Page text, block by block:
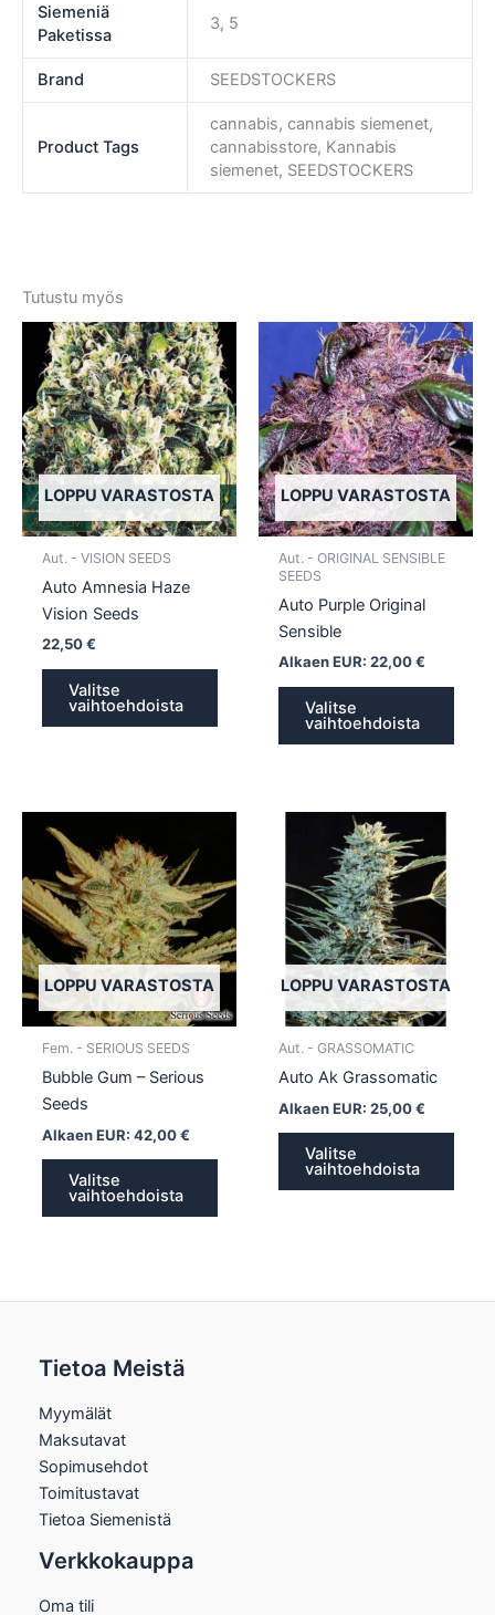
Siemeniä
Paketissa
3, 5
Brand SEEDSTOCKERS
Product Tags
cannabis, cannabis siemenet,
cannabisstore, Kannabis
siemenet, SEEDSTOCKERS
Tutustu myös
LOPPU VARASTOSTA
Aut. - VISION SEEDS
Auto Amnesia Haze
Vision Seeds
22,50€
Valitse
vaihtoehdoista
Tällä
tuotteella
on
useampi
muunnelma.
Voit
tehdä
valinnat
LOPPU VARASTOSTA
Aut. - ORIGINAL SENSIBLE
SEEDS
Auto Purple Original
Sensible
Alkaen EUR: 22,00€
Valitse
vaihtoehdoista
Tällä
on
Voit
tehdä
LOPPU VARASTOSTA
Fem. - SERIOUS SEEDS
Bubble Gum – Serious
Seeds
Alkaen EUR: 42,00€
Valitse
vaihtoehdoista
on
useampi
muunnelma.
Voit
valinnat
LOPPU VARASTOSTA
Aut. - GRASSOMATIC
Auto Ak Grassomatic
Alkaen EUR: 25,00€
Valitse
vaihtoehdoista
Tietoa Meistä
Myymälät
Maksutavat
Sopimusehdot
Toimitustavat
Tietoa Siemenistä
Verkkokauppa
Oma tili